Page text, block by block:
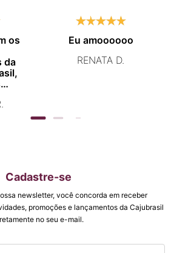
os
da
Eu amoooooo
RENATA D.
Cadastre-se
newsletter, você concorda em receber
promoções e lançamentos da Cajubrasil
no seu e-mail.